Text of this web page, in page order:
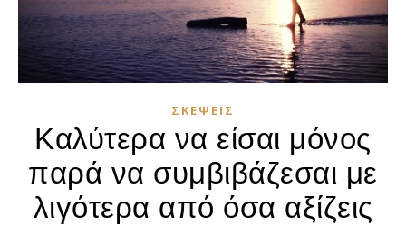
ΣΚΈΨΕΙΣ
Καλύτερα να είσαι μόνος
παρά να συμβιβάζεσαι με
λιγότερα από όσα αξίζεις